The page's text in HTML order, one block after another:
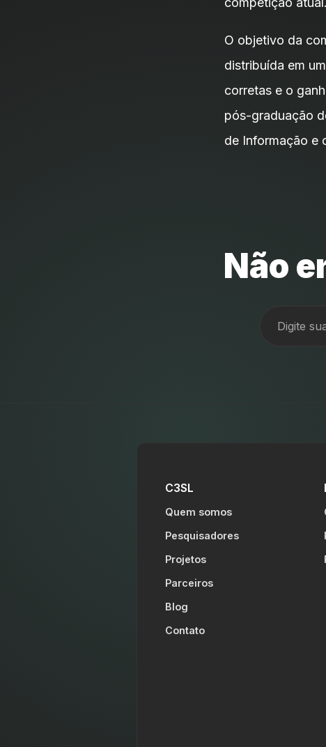
O objetivo da
distribuída em
corretas e o
pós-graduação
de Informação e
Não
C3SL
Quem somos
Pesquisadores
Projetos
Parceiros
Blog
Contato